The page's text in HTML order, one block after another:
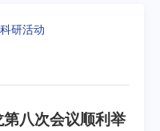
科研活动
八次会议顺利举